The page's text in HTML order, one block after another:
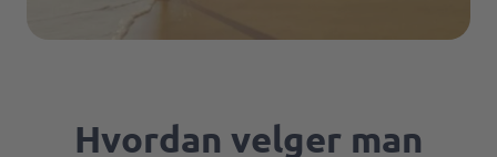
Hvordan velger man